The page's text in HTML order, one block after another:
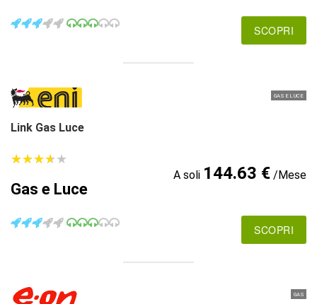
SCOPRI
GAS E LUCE
Link Gas Luce
★★★★★
★★★★★
Gas e Luce
A soli 144.63 €/Mese
SCOPRI
GAS